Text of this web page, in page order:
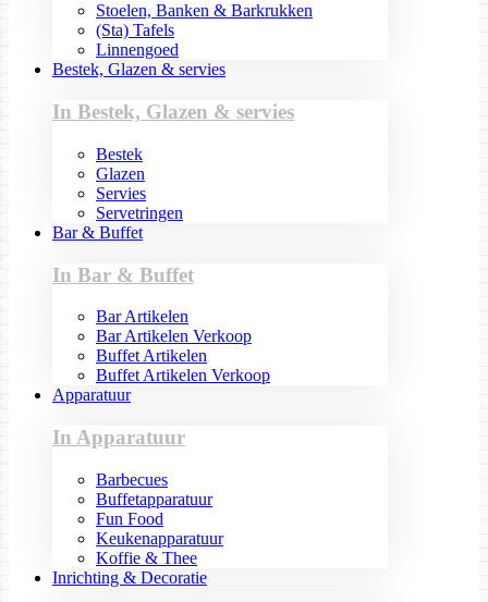
Stoelen, Banken & Barkrukken
(Sta) Tafels
Linnengoed
Bestek, Glazen & servies
In Bestek, Glazen & servies
Bestek
Glazen
Servies
Servetringen
Bar & Buffet
In Bar & Buffet
Bar Artikelen
Bar Artikelen Verkoop
Buffet Artikelen
Buffet Artikelen Verkoop
Apparatuur
In Apparatuur
Barbecues
Buffetapparatuur
Fun Food
Keukenapparatuur
Koffie & Thee
Inrichting & Decoratie